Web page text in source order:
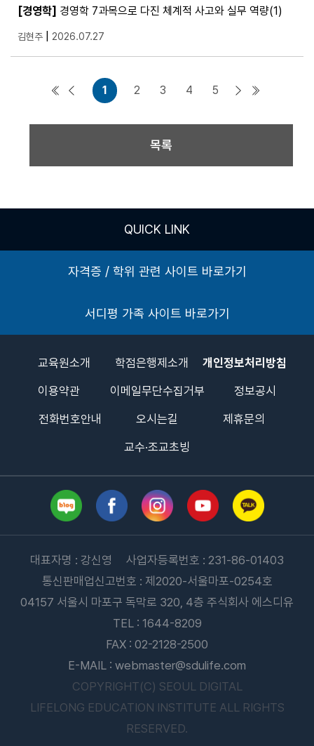
[경영학] 경영학 7과목으로 다진 체계적 사고와 실무 역량(1)
김현주 2026.07.27
1 2 3 4 5
목록
QUICK LINK
자격증 / 학위 관련 사이트 바로가기
서디평 가족 사이트 바로가기
교육원소개 학점은행제소개
개인정보처리방침
이용약관
이메일무단수집거부
정보공시
전화번호안내
오시는길
제휴문의
교수·조교초빙
대표자명 : 강신영 사업자등록번호 : 231-86-01403
통신판매업신고번호 : 제2020-서울마포-0254호
04157 서울시 마포구 독막로 320, 4층 주식회사 에스디유
TEL : 1644-8209
FAX : 02-2128-2500
E-MAIL : webmaster@sdulife.com
COPYRIGHT(C) SEOUL DIGITAL
LIFELONG EDUCATION INSTITUTE ALL RIGHTS
RESERVED.